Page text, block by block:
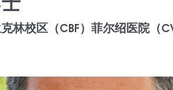
林校区（CBF）菲尔绍医院（